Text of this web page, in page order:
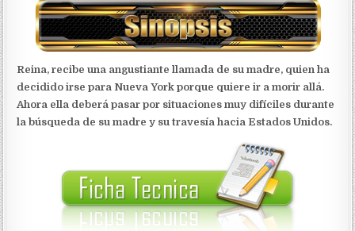
Reina, recibe una angustiante llamada de su madre, quien ha
decidido irse para Nueva York porque quiere ir a morir allá.
Ahora ella deberá pasar por situaciones muy difíciles durante
la búsqueda de su madre y su travesía hacia Estados Unidos.